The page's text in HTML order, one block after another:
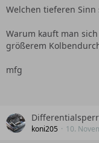
Welchen tieferen Sinn
Warum kauft man
größerem
mfg
koni205 10.